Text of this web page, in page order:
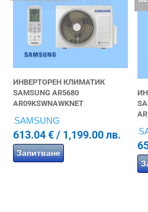
ИНВЕРТОРЕН КЛИМАТИК
SAMSUNG AR5680
AR09KSWNAWKNET
SAMSUNG
613.04€ / 1,199.00 лв.
Запитване